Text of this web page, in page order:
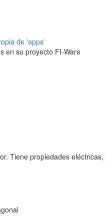
de 'apps'
en su proyecto FI-Ware
Tiene propiedades